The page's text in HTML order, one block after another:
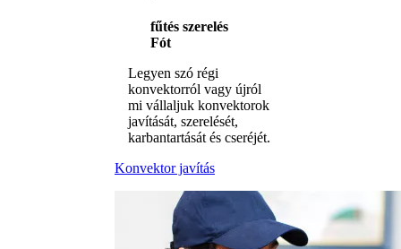
fűtés szerelés
Fót
Legyen szó régi
konvektorról vagy újról
mi vállaljuk konvektorok
javítását, szerelését,
karbantartását és cseréjét.
Konvektor javítás